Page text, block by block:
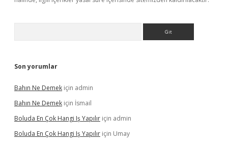
Son yorumlar
Bahın Ne Demek için admin
Bahın Ne Demek için İsmail
Boluda En Çok Hangi Iş Yapılır için admin
Boluda En Çok Hangi Iş Yapılır için Umay